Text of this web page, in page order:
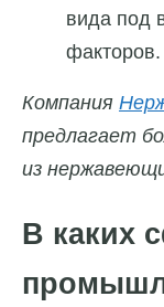
вида под
факторов.
Компания
предлагает
из
В каких